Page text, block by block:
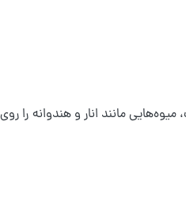
مانند انار و هندوانه را